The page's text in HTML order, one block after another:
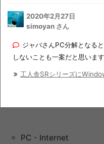
2020年2月27日
simoyan さん
ジャバさんPC分解となる
しないことも一案だと思いま
工人舎SRシリーズに
PC・Internet